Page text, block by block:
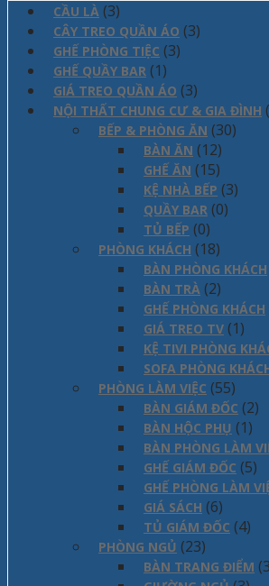
CẦU LÀ (3)
CÂY TREO QUẦN ÁO (3)
GHẾ PHÒNG TIỆC (3)
GHẾ QUẦY BAR (1)
GIÁ TREO QUẦN ÁO (3)
NỘI THẤT CHUNG CƯ & GIA ĐÌNH
BẾP & PHÒNG ĂN (30)
BÀN ĂN (12)
GHẾ ĂN (15)
KỆ NHÀ BẾP (3)
QUẦY BAR (0)
TỦ BẾP (0)
PHÒNG KHÁCH (18)
BÀN PHÒNG KHÁCH
BÀN TRÀ (2)
GHẾ PHÒNG KHÁCH
GIÁ TREO TV (1)
KỆ TIVI PHÒNG
SOFA PHÒNG
PHÒNG LÀM VIỆC (55)
BÀN GIÁM ĐỐC (2)
BÀN HỘC PHỤ (1)
BÀN PHÒNG LÀM
GHẾ GIÁM ĐỐC (5)
GHẾ PHÒNG LÀM
GIÁ SÁCH (6)
TỦ GIÁM ĐỐC (4)
PHÒNG NGỦ (23)
BÀN TRANG ĐIỂM